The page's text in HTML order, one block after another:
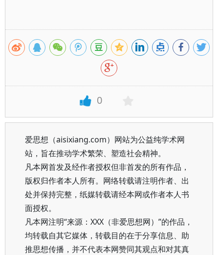
0
爱思想（aisixiang.com）网站为公益纯学术网
站，旨在推动学术繁荣、塑造社会精神。
凡本网首发及经作者授权但非首发的所有作品，
版权归作者本人所有。网络转载请注明作者、出
处并保持完整，纸媒转载请经本网或作者本人书
面授权。
凡本网注明“来源：XXX（非爱思想网）”的作品，
均转载自其它媒体，转载目的在于分享信息、助
推思想传播，并不代表本网赞同其观点和对其真